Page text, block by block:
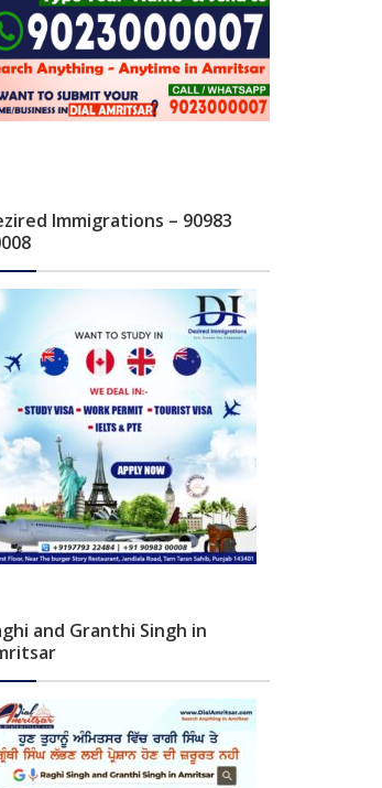
Immigrations – 90983
and Granthi Singh in